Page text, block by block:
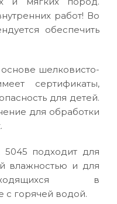
работ! Во
обеспечить
шелковисто-
сертификаты,
для детей.
для обработки
5045 подходит для
влажностью и для
в
с горячей водой.